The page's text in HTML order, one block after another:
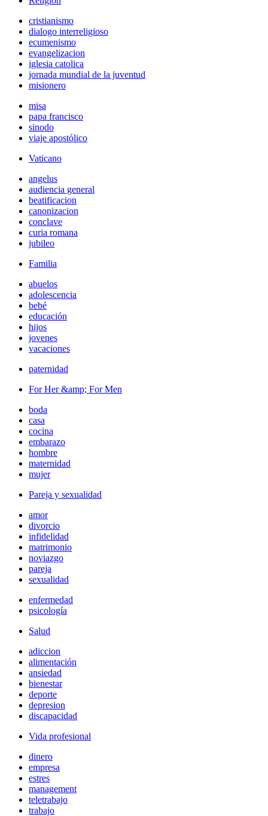
cristianismo
dialogo interreligioso
ecumenismo
evangelizacion
iglesia catolica
jornada mundial de la juventud
misionero
misa
papa francisco
sinodo
viaje apostólico
Vaticano
angelus
audiencia general
beatificacion
canonizacion
conclave
curia romana
jubileo
Familia
abuelos
adolescencia
bebé
educación
hijos
jovenes
vacaciones
paternidad
For Her &amp; For Men
boda
casa
cocina
embarazo
hombre
maternidad
mujer
Pareja y sexualidad
amor
divorcio
infidelidad
matrimonio
noviazgo
pareja
sexualidad
enfermedad
psicología
Salud
adiccion
alimentación
ansiedad
bienestar
deporte
depresion
discapacidad
Vida profesional
dinero
empresa
estres
management
teletrabajo
trabajo